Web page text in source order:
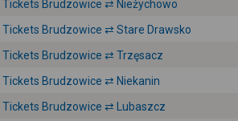
Tickets Brudzowice ⇄ Nieżychowo
Tickets Brudzowice ⇄ Stare Drawsko
Tickets Brudzowice ⇄ Trzęsacz
Tickets Brudzowice ⇄ Niekanin
Tickets Brudzowice ⇄ Lubaszcz